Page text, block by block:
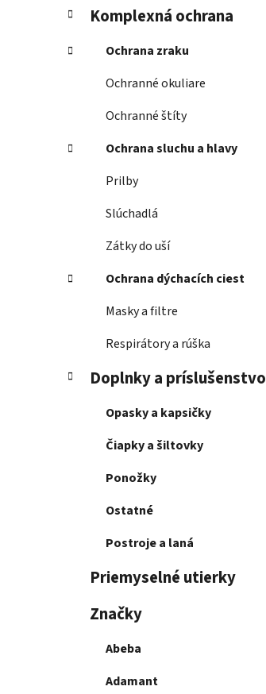
Komplexná ochrana
Ochrana zraku
Ochranné okuliare
Ochranné štíty
Ochrana sluchu a hlavy
Prilby
Slúchadlá
Zátky do uší
Ochrana dýchacích ciest
Masky a filtre
Respirátory a rúška
Doplnky a príslušenstvo
Opasky a kapsičky
Čiapky a šiltovky
Ponožky
Ostatné
Postroje a laná
Priemyselné utierky
Značky
Abeba
Adamant